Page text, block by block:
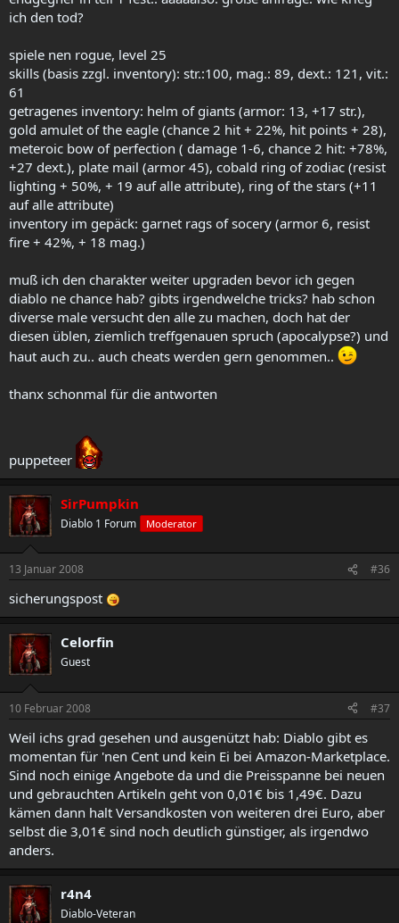
ich den tod?
spiele nen rogue, level 25
skills (basis zzgl. inventory): str.:100, mag.: 89, dext.: 121, vit.:
61
getragenes inventory: helm of giants (armor: 13, +17 str.),
gold amulet of the eagle (chance 2 hit + 22%, hit points + 28),
meteroic bow of perfection ( damage 1-6, chance 2 hit: +78%,
+27 dext.), plate mail (armor 45), cobald ring of zodiac (resist
lighting + 50%, + 19 auf alle attribute), ring of the stars (+11
auf alle attribute)
inventory im gepäck: garnet rags of socery (armor 6, resist
fire + 42%, + 18 mag.)
muß ich den charakter weiter upgraden bevor ich gegen
diablo ne chance hab? gibts irgendwelche tricks? hab schon
diverse male versucht den alle zu machen, doch hat der
diesen üblen, ziemlich treffgenauen spruch (apocalypse?) und
haut auch zu.. auch cheats werden gern genommen..
thanx schonmal für die antworten
puppeteer
SirPumpkin
Diablo 1 Forum Moderator
13 Januar 2008 #36
sicherungspost
Celorfin
Guest
10 Februar 2008 #37
Weil ichs grad gesehen und ausgenützt hab: Diablo gibt es
momentan für 'nen Cent und kein Ei bei Amazon-Marketplace.
Sind noch einige Angebote da und die Preisspanne bei neuen
und gebrauchten Artikeln geht von 0,01€ bis 1,49€. Dazu
kämen dann halt Versandkosten von weiteren drei Euro, aber
selbst die 3,01€ sind noch deutlich günstiger, als irgendwo
anders.
r4n4
Diablo-Veteran